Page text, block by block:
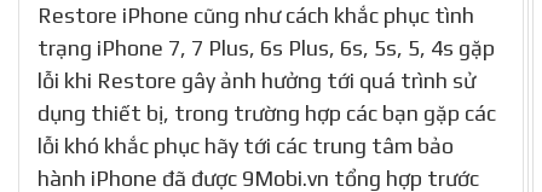
Restore iPhone cũng như cách khắc phục tình
trạng iPhone 7, 7 Plus, 6s Plus, 6s, 5s, 5, 4s gặp
lỗi khi Restore gây ảnh hưởng tới quá trình sử
dụng thiết bị, trong trường hợp các bạn gặp các
lỗi khó khắc phục hãy tới các trung tâm bảo
hành iPhone đã được 9Mobi.vn tổng hợp trước